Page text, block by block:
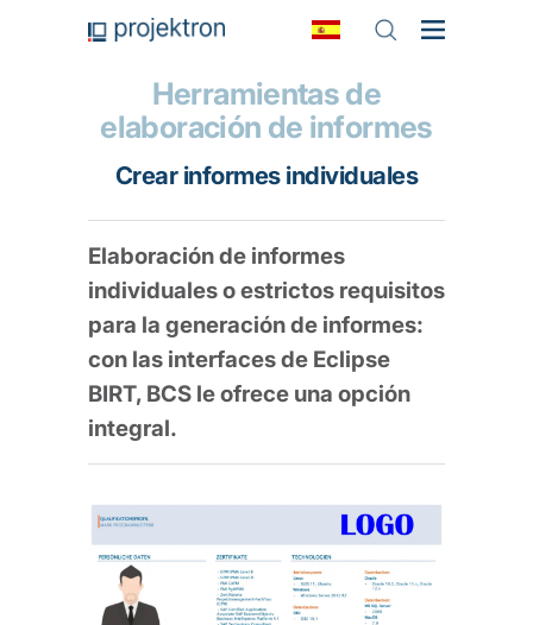
Herramientas de
elaboración de informes
Crear informes individuales
Elaboración de informes
individuales o estrictos requisitos
para la generación de informes:
con las interfaces de Eclipse
BIRT, BCS le ofrece una opción
integral.